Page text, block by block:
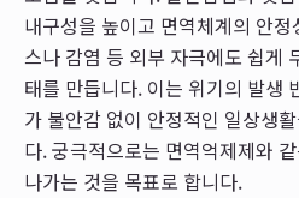
내구성을 높이고 면역체계의 안
스나 감염 등 외부 자극에도 쉽게
태를 만듭니다. 이는 위기의 발생
가 불안감 없이 안정적인 일상생
다. 궁극적으로는 면역억제제와
나가는 것을 목표로 합니다.